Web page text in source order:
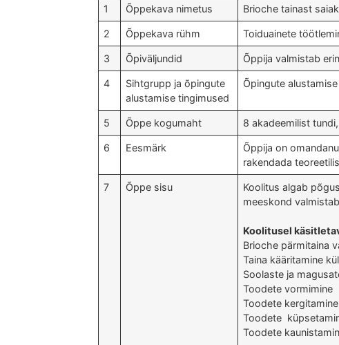
1 Õppekava nimetus Brioche tainast
2 Õppekava rühm Toiduainete
3 Õpiväljundid Õppija valmistab
4
Sihtgrupp ja õpingute
alustamise tingimused
Õpingute
5 Õppe kogumaht 8 akadeemilist
6 Eesmärk
Õppija on
rakendada
7 Õppe sisu
Koolitus algab
meeskond
Koolitusel
Brioche pärmitaina
Taina kääritamine
Soolaste ja
Toodete vormimine
Toodete kergitamine
Toodete
Toodete